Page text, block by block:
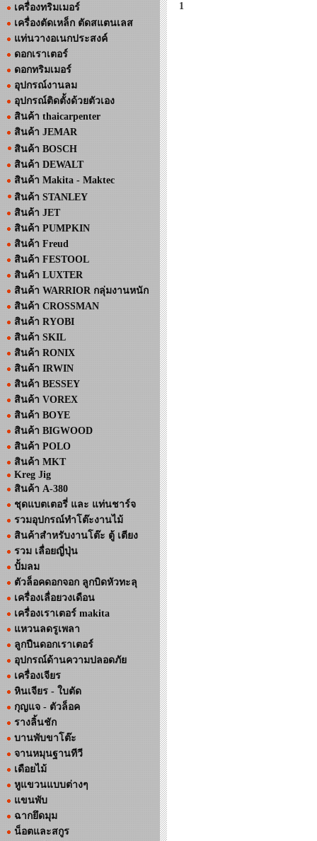
เครื่องทริมเมอร์
เครื่องตัดเหล็ก ตัดสแตนเลส
แท่นวางอเนกประสงค์
ดอกเราเตอร์
ดอกทริมเมอร์
อุปกรณ์งานลม
อุปกรณ์ติดตั้งด้วยตัวเอง
สินค้า thaicarpenter
สินค้า JEMAR
สินค้า BOSCH
สินค้า DEWALT
สินค้า Makita - Maktec
สินค้า STANLEY
สินค้า JET
สินค้า PUMPKIN
สินค้า Freud
สินค้า FESTOOL
สินค้า LUXTER
สินค้า WARRIOR กลุ่มงานหนัก
สินค้า CROSSMAN
สินค้า RYOBI
สินค้า SKIL
สินค้า RONIX
สินค้า IRWIN
สินค้า BESSEY
สินค้า VOREX
สินค้า BOYE
สินค้า BIGWOOD
สินค้า POLO
สินค้า MKT
Kreg Jig
สินค้า A-380
ชุดแบตเตอรี่ และ แท่นชาร์จ
รวมอุปกรณ์ทำโต๊ะงานไม้
สินค้าสำหรับงานโต๊ะ ตู้ เตียง
รวม เลื่อยญี่ปุ่น
ปั้มลม
ตัวล็อคดอกจอก ลูกบิดหัวทะลุ
เครื่องเลื่อยวงเดือน
เครื่องเราเตอร์ makita
แหวนลดรูเพลา
ลูกปืนดอกเราเตอร์
อุปกรณ์ด้านความปลอดภัย
เครื่องเจียร
หินเจียร - ใบตัด
กุญแจ - ตัวล็อค
รางลิ้นชัก
บานพับขาโต๊ะ
จานหมุนฐานทีวี
เดือยไม้
หูแขวนแบบต่างๆ
แขนพับ
ฉากยึดมุม
น็อตและสกูร
1